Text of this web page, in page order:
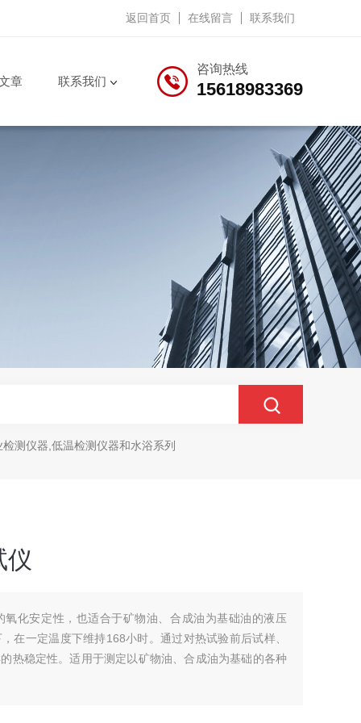
返回首页 在线留言 联系我们
咨询热线
15618983369
章 联系我们
测仪器,低温检测仪器和水浴系列
仪
氧化安定性，也适合于矿物油、合成油为基础油的液压
在一定温度下维持168小时。通过对热试验前后试样、
热稳定性。适用于测定以矿物油、合成油为基础的各种